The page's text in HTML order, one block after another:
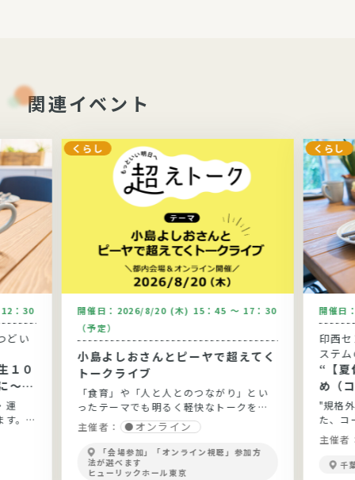
関連イベント
：30
どい
１０
～健
践
運
す。
くらし
開催日： 2026/8/20 (木) 15：45 ～ 17：30
（予定）
小島よしおさんとピーヤで超えてく
トークライブ
「食育」や「人と人とのつながり」とい
ったテーマでも明るく軽快なトークを展
開！
主催者： オンライン
「会場参加」「オンライン視聴」参加方
法が選べます
ヒューリックホール東京
くらし
開催日
印西
ステ
“【夏
め（
う”
"規格
た、コ
主催者
千